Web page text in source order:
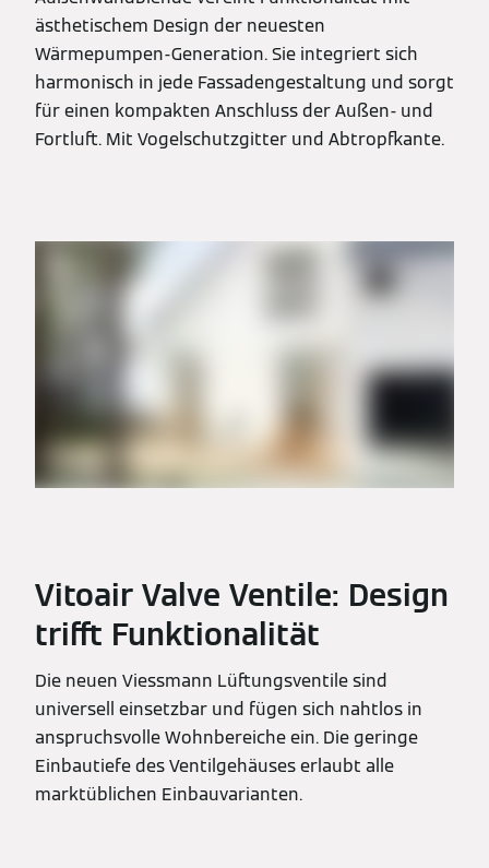
ästhetischem Design der neuesten
Wärmepumpen-Generation. Sie integriert sich
harmonisch in jede Fassadengestaltung und sorgt
für einen kompakten Anschluss der Außen- und
Fortluft. Mit Vogelschutzgitter und Abtropfkante.
Vitoair Valve Ventile: Design
trifft Funktionalität
Die neuen Viessmann Lüftungsventile sind
universell einsetzbar und fügen sich nahtlos in
anspruchsvolle Wohnbereiche ein. Die geringe
Einbautiefe des Ventilgehäuses erlaubt alle
marktüblichen Einbauvarianten.